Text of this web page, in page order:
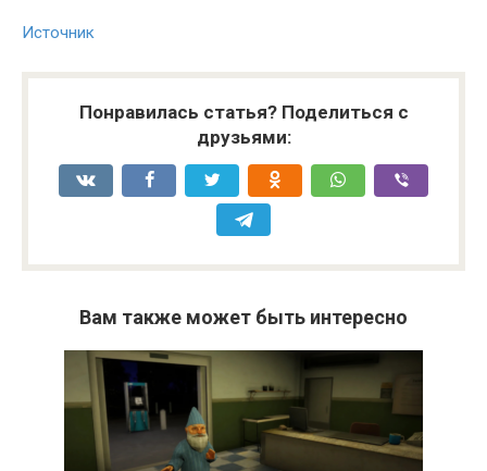
Источник
Понравилась статья? Поделиться с
друзьями:
Вам также может быть интересно